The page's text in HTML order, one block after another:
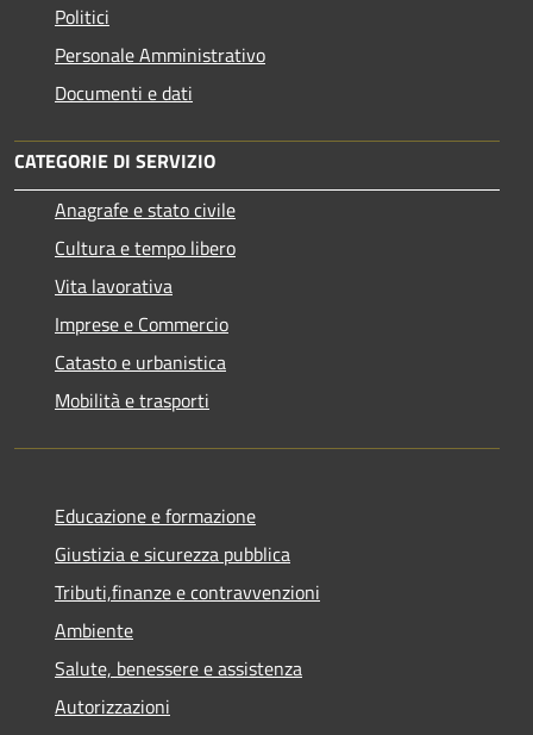
Politici
Personale Amministrativo
Documenti e dati
CATEGORIE DI SERVIZIO
Anagrafe e stato civile
Cultura e tempo libero
Vita lavorativa
Imprese e Commercio
Catasto e urbanistica
Mobilità e trasporti
Educazione e formazione
Giustizia e sicurezza pubblica
Tributi,finanze e contravvenzioni
Ambiente
Salute, benessere e assistenza
Autorizzazioni